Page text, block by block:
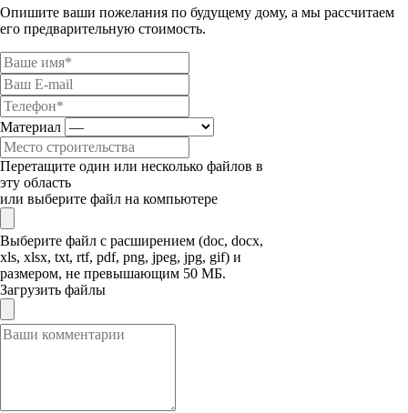
Опишите ваши пожелания по будущему дому, а мы рассчитаем
его предварительную стоимость.
Материал
Перетащите один или несколько файлов в
эту область
или выберите файл на компьютере
Выберите файл с расширением (doc, docx,
xls, xlsx, txt, rtf, pdf, png, jpeg, jpg, gif) и
размером, не превышающим 50 МБ.
Загрузить файлы